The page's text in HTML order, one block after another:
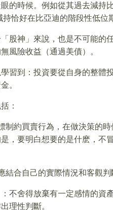
的時候。例如從其過去減持
恰好在比亞迪的階段性低位
股神」來說，也是不可能的
風險收益（通過美債）。
習到：投資要從自身的整體
。
：
制約買賣行為，在做決策的
，要明白想要的是什麽，不
合自己的實際情況和客觀判
不舍得放棄有一定感情的資
理性判斷。